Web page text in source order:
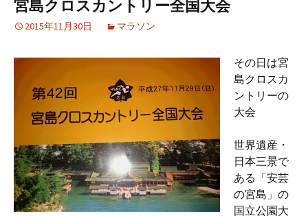
宮島クロスカントリー全国大会
2015年11月30日 マラソン
その日は宮
島クロスカ
ントリーの
大会
世界遺産・
日本三景で
ある「安芸
の宮島」の
国立公園大